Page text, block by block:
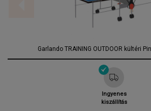
Garlando TRAINING OUTDOOR kültéri
Ingyenes
kiszállítás